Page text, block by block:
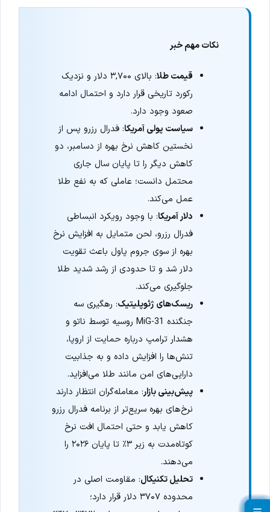
نکات مهم خبر
قیمت طلا
: بالای ۳,۷۰۰ دلار و نزدیک
رکورد تاریخی قرار دارد و احتمال ادامه
صعود وجود دارد.
سیاست پولی آمریکا: فدرال رزرو پس از
نخستین کاهش نرخ بهره از دسامبر، دو
کاهش دیگر را تا پایان سال جاری
محتمل دانست؛ عاملی که به نفع طلا
عمل می‌کند.
دلار آمریکا: با وجود رویکرد انبساطی
فدرال رزرو، لحن متمایل به افزایش نرخ
بهره از سوی جروم پاول باعث تقویت
دلار شد و تا حدودی از رشد شدید طلا
جلوگیری می‌کند.
ریسک‌های ژئوپلیتیک: رهگیری سه
جنگنده MiG-31 روسیه توسط ناتو و
هشدار ترامپ درباره حمایت از اروپا،
تنش‌ها را افزایش داده و به جذابیت
دارایی‌های امن مانند طلا می‌افزاید.
پیش‌بینی بازار: معامله‌گران انتظار دارند
نرخ‌های بهره سریع‌تر از برنامه فدرال رزرو
کاهش یابد و حتی احتمال افت نرخ
کوتاه‌مدت به زیر ۳٪ تا پایان ۲۰۲۶ را
می‌دهند.
تحلیل تکنیکال: مقاومت اصلی در
محدوده ۳۷۰۷ دلار قرار دارد؛